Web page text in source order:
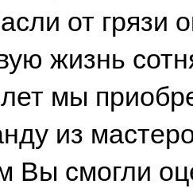
от
жизнь
мы
из
Вы смогли